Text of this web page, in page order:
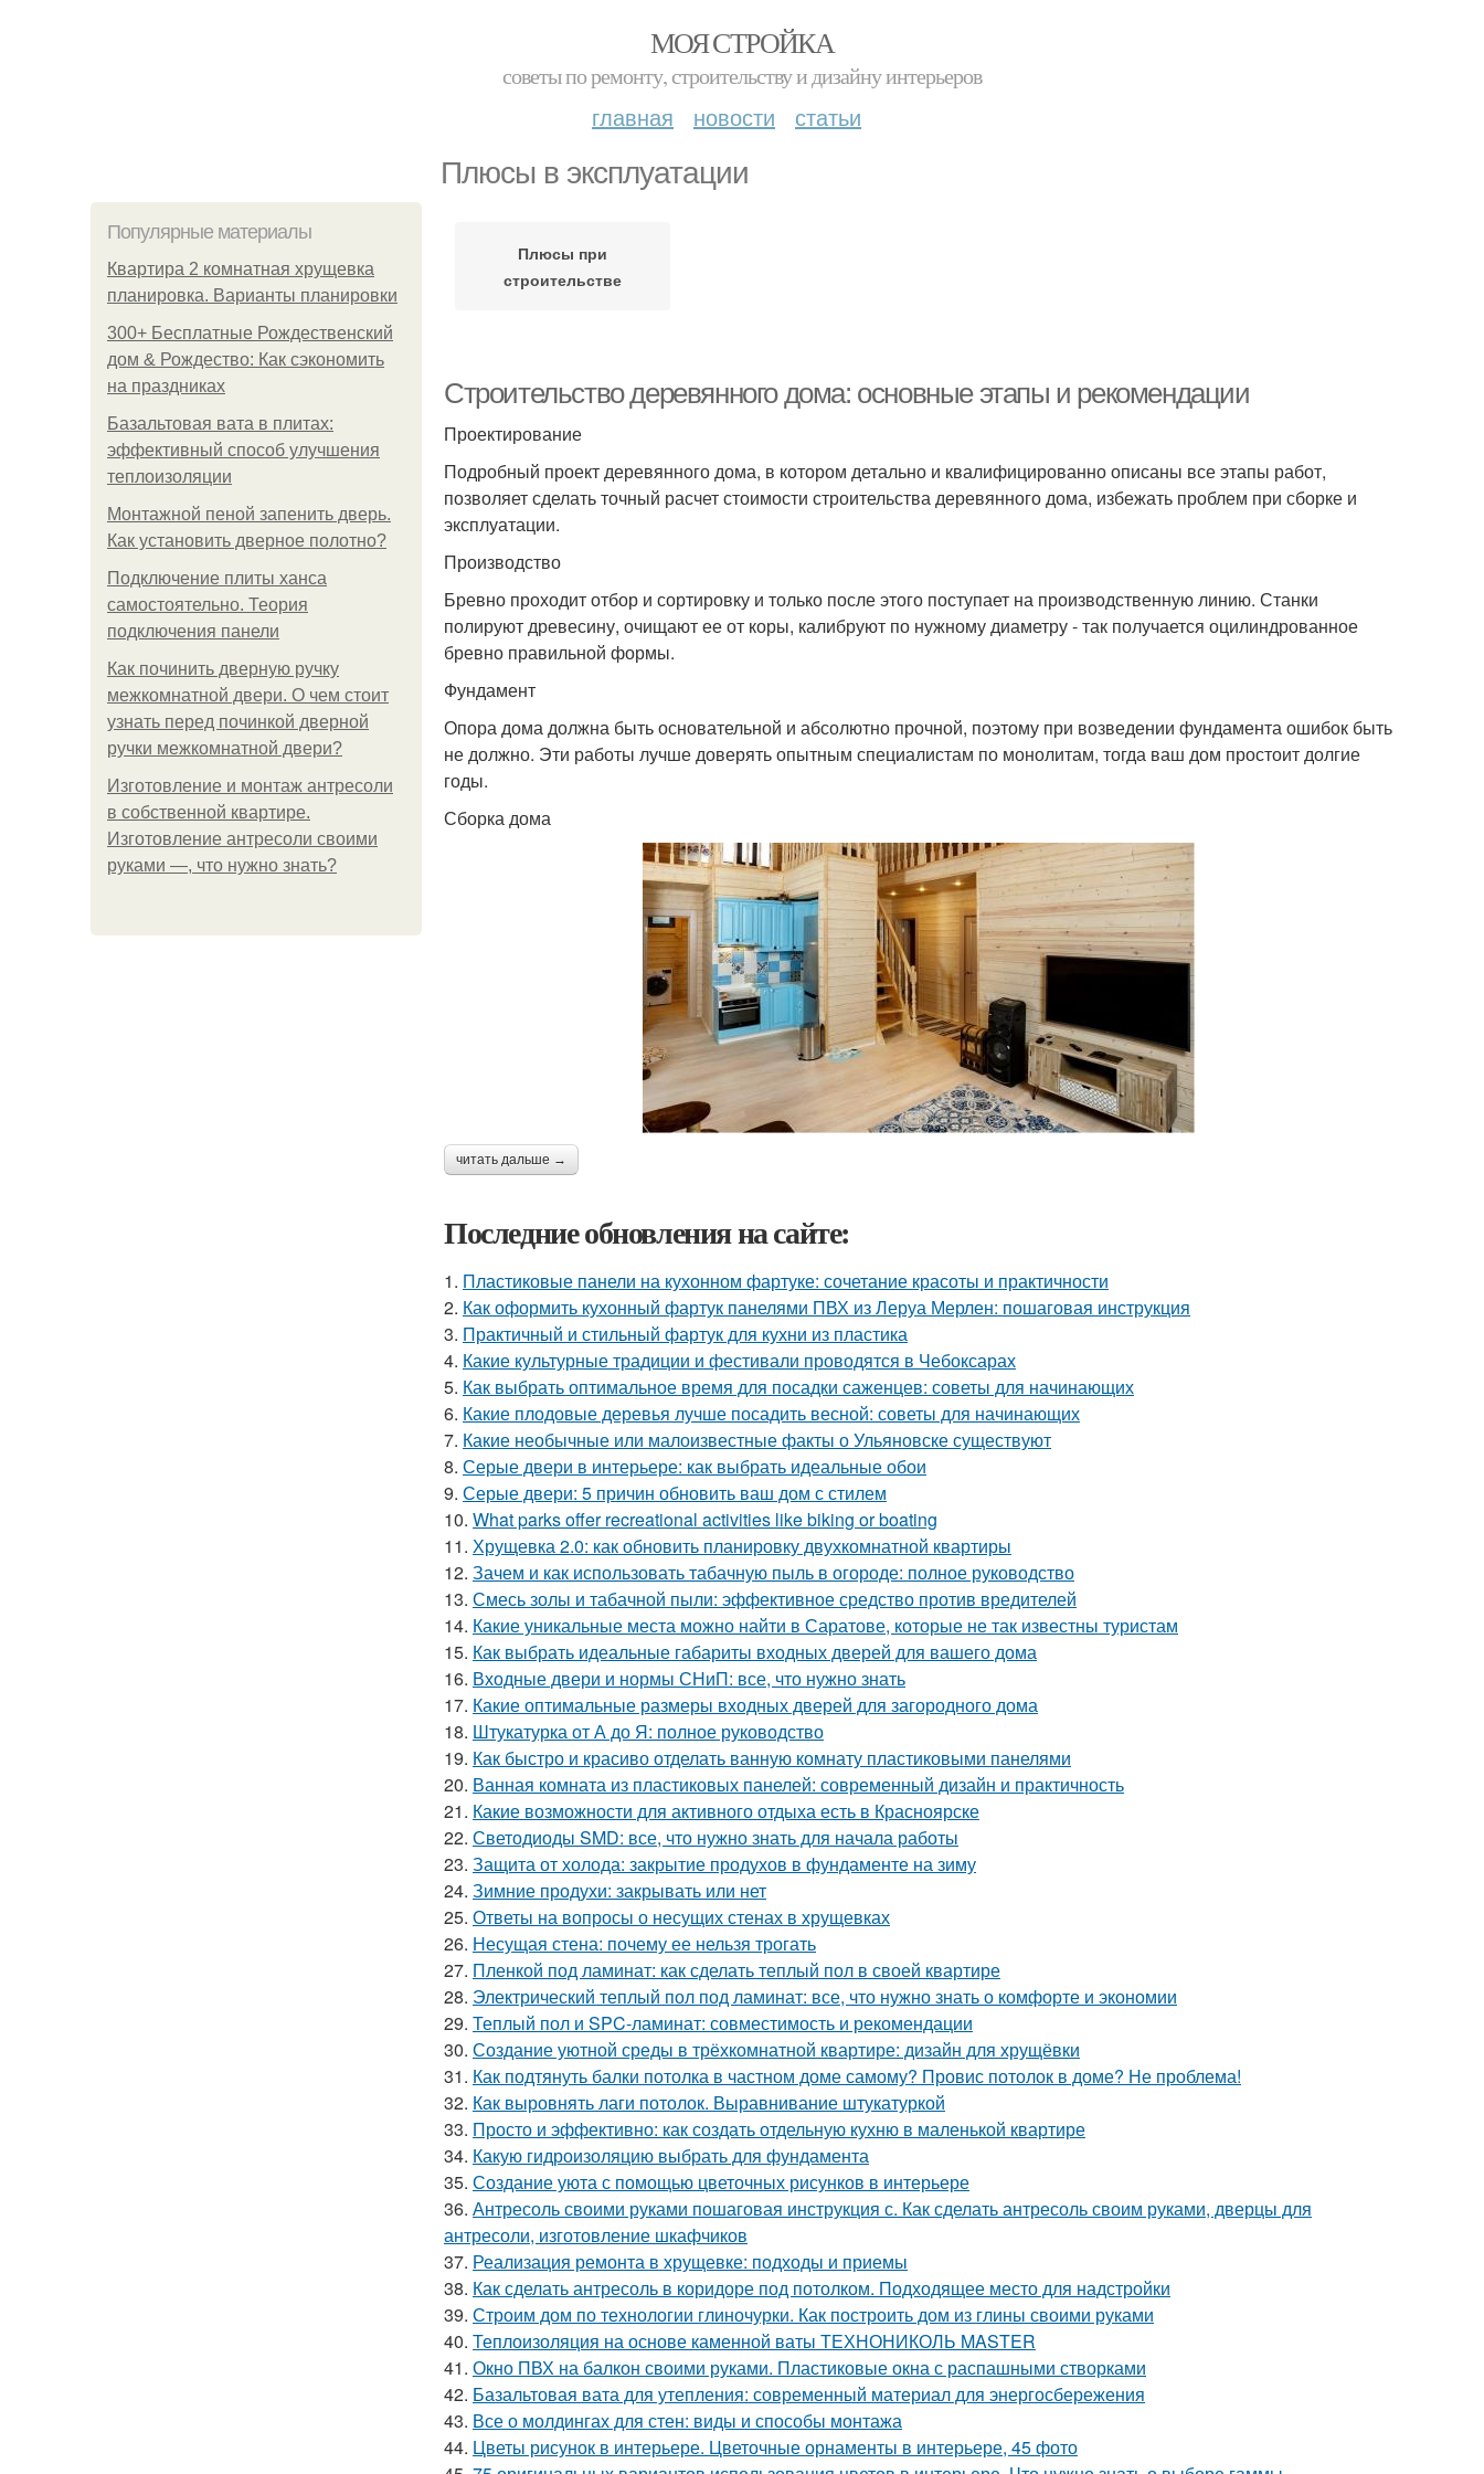
МОЯ СТРОЙКА
советы по ремонту, строительству и дизайну интерьеров
главная новости статьи
Плюсы в эксплуатации
Популярные материалы
Квартира 2 комнатная хрущевка
планировка. Варианты планировки
300+ Бесплатные Рождественский
дом & Рождество: Как сэкономить
на праздниках
Базальтовая вата в плитах:
эффективный способ улучшения
теплоизоляции
Монтажной пеной запенить дверь.
Как установить дверное полотно?
Подключение плиты ханса
самостоятельно. Теория
подключения панели
Как починить дверную ручку
межкомнатной двери. О чем стоит
узнать перед починкой дверной
ручки межкомнатной двери?
Изготовление и монтаж антресоли
в собственной квартире.
Изготовление антресоли своими
руками —, что нужно знать?
Плюсы при
строительстве
Строительство деревянного дома: основные этапы и рекомендации
Проектирование
Подробный проект деревянного дома, в котором детально и квалифицированно описаны все этапы работ,
позволяет сделать точный расчет стоимости строительства деревянного дома, избежать проблем при сборке и
эксплуатации.
Производство
Бревно проходит отбор и сортировку и только после этого поступает на производственную линию. Станки
полируют древесину, очищают ее от коры, калибруют по нужному диаметру - так получается оцилиндрованное
бревно правильной формы.
Фундамент
Опора дома должна быть основательной и абсолютно прочной, поэтому при возведении фундамента ошибок быть
не должно. Эти работы лучше доверять опытным специалистам по монолитам, тогда ваш дом простоит долгие
годы.
Сборка дома
читать дальше →
Последние обновления на сайте:
1. Пластиковые панели на кухонном фартуке: сочетание красоты и практичности
2. Как оформить кухонный фартук панелями ПВХ из Леруа Мерлен: пошаговая инструкция
3. Практичный и стильный фартук для кухни из пластика
4. Какие культурные традиции и фестивали проводятся в Чебоксарах
5. Как выбрать оптимальное время для посадки саженцев: советы для начинающих
6. Какие плодовые деревья лучше посадить весной: советы для начинающих
7. Какие необычные или малоизвестные факты о Ульяновске существуют
8. Серые двери в интерьере: как выбрать идеальные обои
9. Серые двери: 5 причин обновить ваш дом с стилем
10. What parks offer recreational activities like biking or boating
11. Хрущевка 2.0: как обновить планировку двухкомнатной квартиры
12. Зачем и как использовать табачную пыль в огороде: полное руководство
13. Смесь золы и табачной пыли: эффективное средство против вредителей
14. Какие уникальные места можно найти в Саратове, которые не так известны туристам
15. Как выбрать идеальные габариты входных дверей для вашего дома
16. Входные двери и нормы СНиП: все, что нужно знать
17. Какие оптимальные размеры входных дверей для загородного дома
18. Штукатурка от А до Я: полное руководство
19. Как быстро и красиво отделать ванную комнату пластиковыми панелями
20. Ванная комната из пластиковых панелей: современный дизайн и практичность
21. Какие возможности для активного отдыха есть в Красноярске
22. Светодиоды SMD: все, что нужно знать для начала работы
23. Защита от холода: закрытие продухов в фундаменте на зиму
24. Зимние продухи: закрывать или нет
25. Ответы на вопросы о несущих стенах в хрущевках
26. Несущая стена: почему ее нельзя трогать
27. Пленкой под ламинат: как сделать теплый пол в своей квартире
28. Электрический теплый пол под ламинат: все, что нужно знать о комфорте и экономии
29. Теплый пол и SPC-ламинат: совместимость и рекомендации
30. Создание уютной среды в трёхкомнатной квартире: дизайн для хрущёвки
31. Как подтянуть балки потолка в частном доме самому? Провис потолок в доме? Не проблема!
32. Как выровнять лаги потолок. Выравнивание штукатуркой
33. Просто и эффективно: как создать отдельную кухню в маленькой квартире
34. Какую гидроизоляцию выбрать для фундамента
35. Создание уюта с помощью цветочных рисунков в интерьере
36. Антресоль своими руками пошаговая инструкция с. Как сделать антресоль своим руками, дверцы для
антресоли, изготовление шкафчиков
37. Реализация ремонта в хрущевке: подходы и приемы
38. Как сделать антресоль в коридоре под потолком. Подходящее место для надстройки
39. Строим дом по технологии глиночурки. Как построить дом из глины своими руками
40. Теплоизоляция на основе каменной ваты ТЕХНОНИКОЛЬ MASTER
41. Окно ПВХ на балкон своими руками. Пластиковые окна с распашными створками
42. Базальтовая вата для утепления: современный материал для энергосбережения
43. Все о молдингах для стен: виды и способы монтажа
44. Цветы рисунок в интерьере. Цветочные орнаменты в интерьере, 45 фото